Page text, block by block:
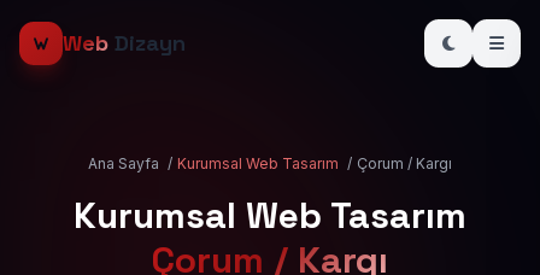
Web Dizayn
Ana Sayfa / Kurumsal Web Tasarım / Çorum / Kargı
Kurumsal Web Tasarım
Çorum / Kargı